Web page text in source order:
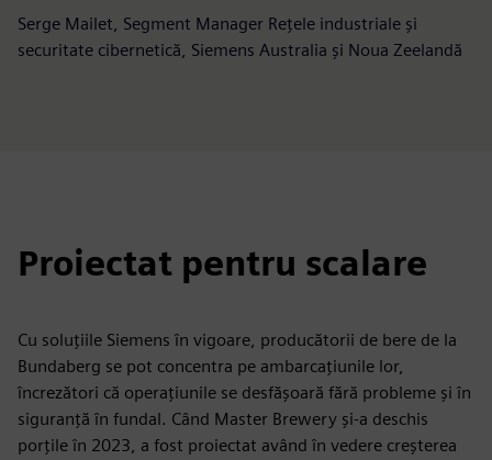
Serge Mailet, Segment Manager Rețele industriale și
securitate cibernetică, Siemens Australia și Noua Zeelandă
Proiectat pentru scalare
Cu soluțiile Siemens în vigoare, producătorii de bere de la
Bundaberg se pot concentra pe ambarcațiunile lor,
încrezători că operațiunile se desfășoară fără probleme și în
siguranță în fundal. Când Master Brewery și-a deschis
porțile în 2023, a fost proiectat având în vedere creșterea